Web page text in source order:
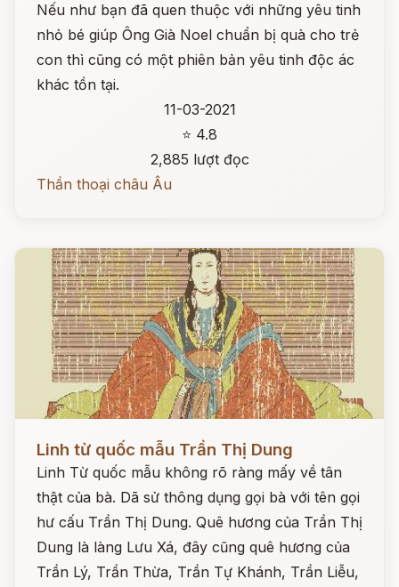
Nếu như bạn đã quen thuộc với những yêu tinh
nhỏ bé giúp Ông Già Noel chuẩn bị quà cho trẻ
con thì cũng có một phiên bản yêu tinh độc ác
khác tồn tại.
11-03-2021
⭐ 4.8
2,885 lượt đọc
Thần thoại châu Âu
Linh từ quốc mẫu Trần Thị Dung
Linh Từ quốc mẫu không rõ ràng mấy về tân
thật của bà. Dã sử thông dụng gọi bà với tên gọi
hư cấu Trần Thị Dung. Quê hương của Trần Thị
Dung là làng Lưu Xá, đây cũng quê hương của
Trần Lý, Trần Thừa, Trần Tự Khánh, Trần Liễu,